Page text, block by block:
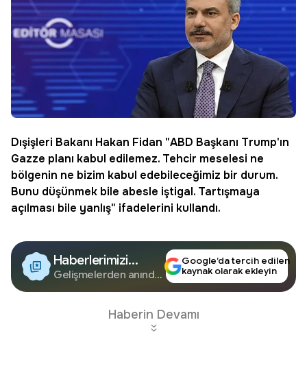
Dışişleri Bakanı Hakan Fidan "ABD Başkanı Trump'ın
Gazze planı kabul edilemez. Tehcir meselesi ne
bölgenin ne bizim kabul edebileceğimiz bir durum.
Bunu düşünmek bile abesle iştigal. Tartışmaya
açılması bile yanlış" ifadelerini kullandı.
Haberlerimizi
Google'da Takip
Edin
Gelişmelerden anında
Google’da tercih edilen
kaynak olarak ekleyin
Haberin Devamı